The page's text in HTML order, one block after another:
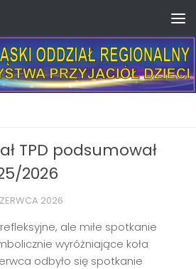
TPD podsumował
2026
2026
ale miłe spotkanie
wyróżniające koła
odbyło się spotkanie